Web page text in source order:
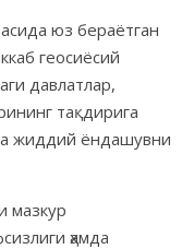
юз бераётган
геосиёсий
давлатлар,
тақдирига
жиддий ёндашувни
мазкур
ҳамда